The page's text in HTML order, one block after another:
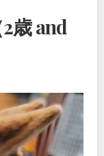
歳 and